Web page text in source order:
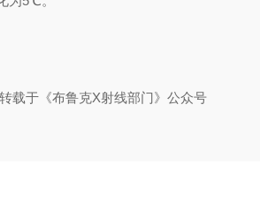
载于《布鲁克X射线部门》公众号